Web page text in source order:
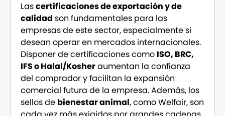
Lascertificaciones de exportación y de
calidad son fundamentales para las
empresas de este sector, especialmente si
desean operar en mercados internacionales.
Disponer de certificaciones como ISO, BRC,
IFS o Halal/Kosheraumentan la confianza
del comprador y facilitan la expansión
comercial futura de la empresa. Además, los
sellos de bienestar animal, como Welfair, son